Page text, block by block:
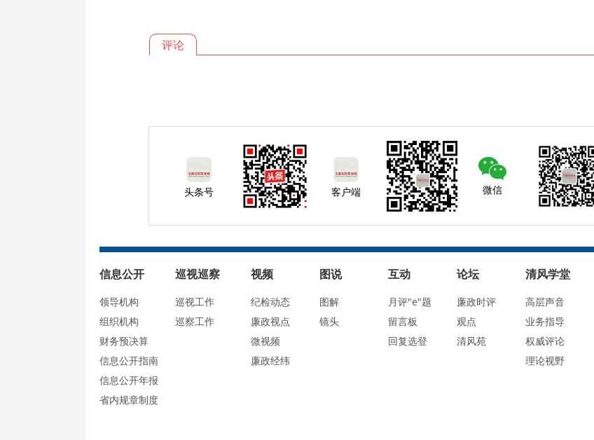
评论
头条号 客户端 微信
信息公开
领导机构
组织机构
财务预决算
信息公开指南
信息公开年报
省内规章制度
巡视巡察
巡视工作
巡察工作
视频
纪检动态
廉政视点
微视频
廉政经纬
图说
图解
镜头
互动
月评"e"题
留言板
回复选登
论坛
廉政时评
观点
清风苑
清风学堂
高层声音
业务指导
权威评论
理论视野